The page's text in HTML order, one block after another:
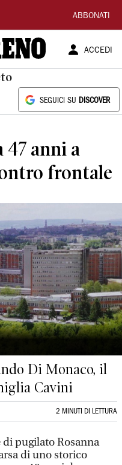
ABBONATI
ACCEDI
SEGUICI SU DISCOVER
47 anni a
frontale
Di Monaco, il
Cavini
2 MINUTI DI LETTURA
di pugilato Rosanna
di uno storico